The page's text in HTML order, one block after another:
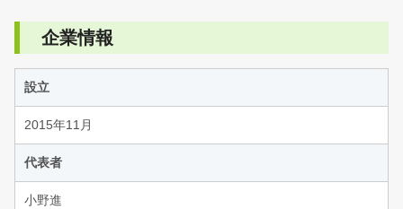
企業情報
設立
2015年11月
代表者
小野進